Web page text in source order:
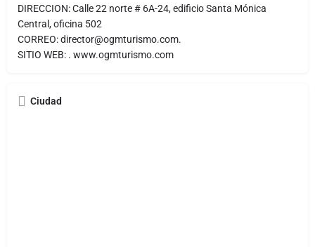
DIRECCION: Calle 22 norte # 6A-24, edificio Santa Mónica
Central, oficina 502
CORREO: director@ogmturismo.com.
SITIO WEB: . www.ogmturismo.com
Ciudad